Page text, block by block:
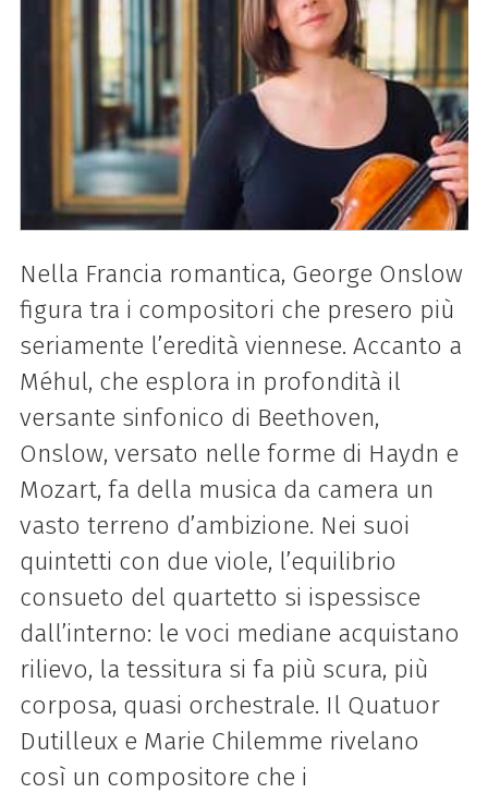
Nella Francia romantica, George Onslow
figura tra i compositori che presero più
seriamente l’eredità viennese. Accanto a
Méhul, che esplora in profondità il
versante sinfonico di Beethoven,
Onslow, versato nelle forme di Haydn e
Mozart, fa della musica da camera un
vasto terreno d’ambizione. Nei suoi
quintetti con due viole, l’equilibrio
consueto del quartetto si ispessisce
dall’interno: le voci mediane acquistano
rilievo, la tessitura si fa più scura, più
corposa, quasi orchestrale. Il Quatuor
Dutilleux e Marie Chilemme rivelano
così un compositore che i